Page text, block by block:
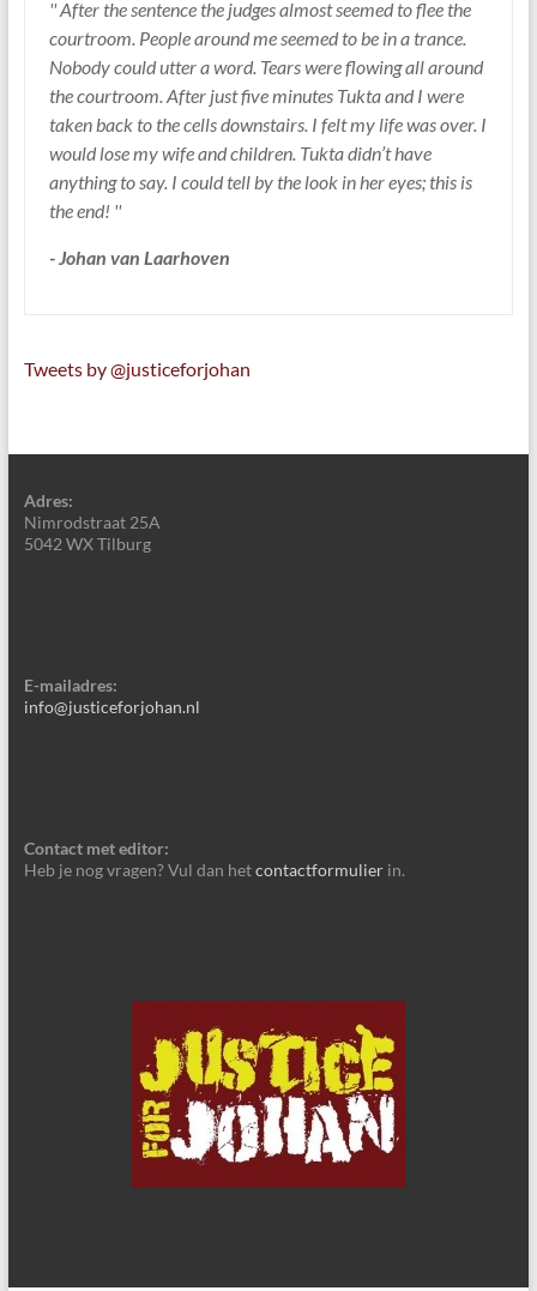
'' After the sentence the judges almost seemed to flee the
courtroom. People around me seemed to be in a trance.
Nobody could utter a word. Tears were flowing all around
the courtroom. After just five minutes Tukta and I were
taken back to the cells downstairs. I felt my life was over. I
would lose my wife and children. Tukta didn’t have
anything to say. I could tell by the look in her eyes; this is
the end! ''
- Johan van Laarhoven
Tweets by @justiceforjohan
Adres:
Nimrodstraat 25A
5042 WX Tilburg
E-mailadres:
info@justiceforjohan.nl
Contact met editor:
Heb je nog vragen? Vul dan hetcontactformulierin.